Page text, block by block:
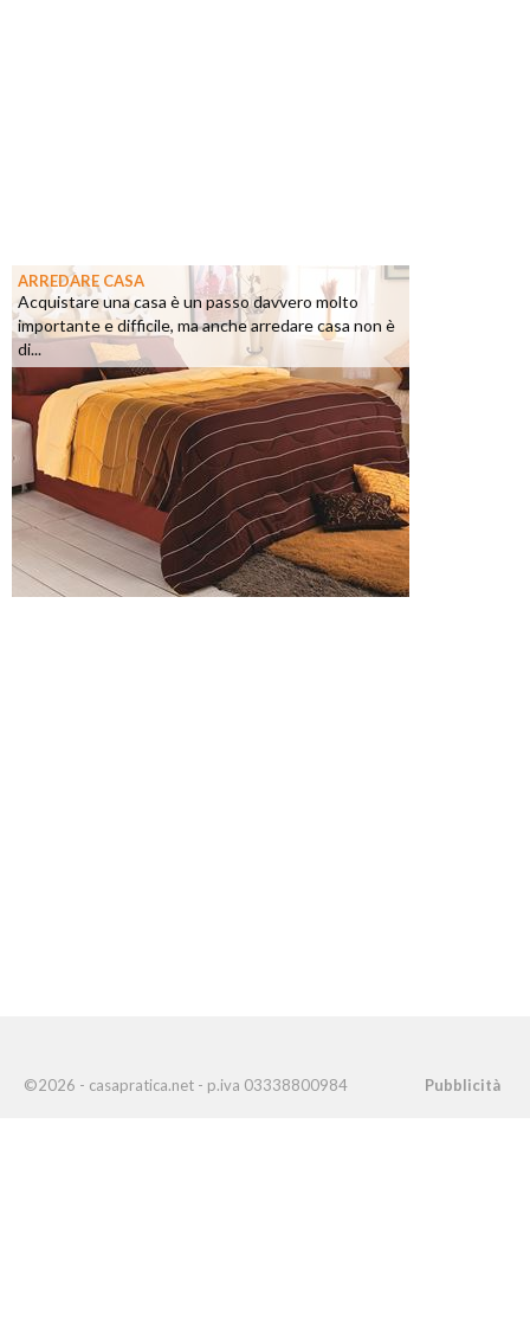
ARREDARE CASA
Acquistare una casa è un passo davvero molto
importante e difficile, ma anche arredare casa non è
di...
©2026 - casapratica.net - p.iva 03338800984 Pubblicità